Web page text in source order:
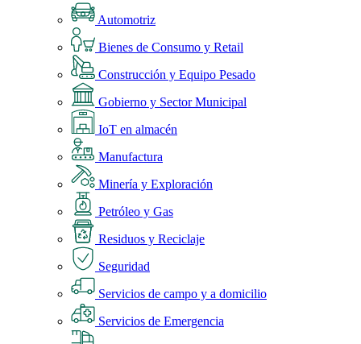
Automotriz
Bienes de Consumo y Retail
Construcción y Equipo Pesado
Gobierno y Sector Municipal
IoT en almacén
Manufactura
Minería y Exploración
Petróleo y Gas
Residuos y Reciclaje
Seguridad
Servicios de campo y a domicilio
Servicios de Emergencia